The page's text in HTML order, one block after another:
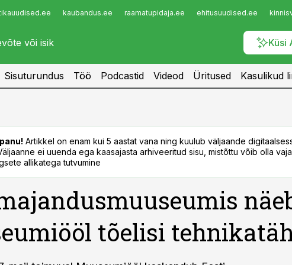
kaubandus.ee raamatupidaja.ee ehitusuudised.ee
Küsi
Infopank
Sisuturundus Töö Podcastid Videod Üritused Kasulikud
Artikkel on enam kui 5 aastat vana ning kuulub väljaande
ei uuenda ega kaasajasta arhiveeritud sisu, mistõttu võib olla
allikatega tutvumine
tõelisi